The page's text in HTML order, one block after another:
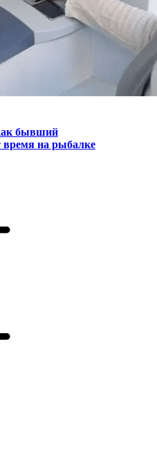
бывший
время на рыбалке